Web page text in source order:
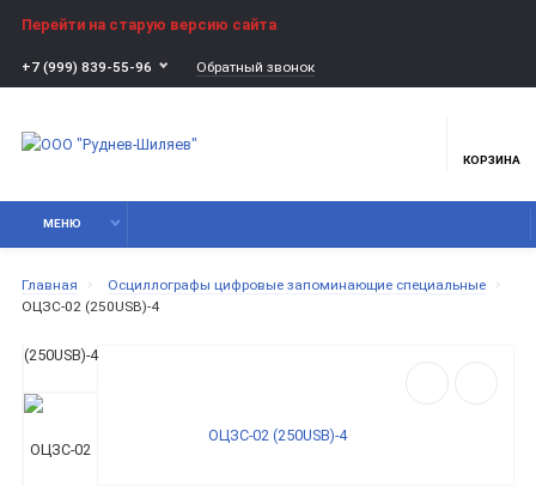
Перейти на старую версию сайта
+7 (999) 839-55-96 Обратный звонок
КОРЗИНА
МЕНЮ
Главная
Осциллографы цифровые запоминающие специальные
ОЦЗС-02 (250USB)-4